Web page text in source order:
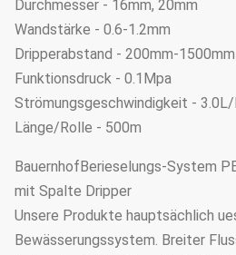
Durchmesser - 16mm, 20mm
Wandstärke - 0.6-1.2mm
Dripperabstand - 200mm-1500mm
Funktionsdruck - 0.1Mpa
Strömungsgeschwindigkeit - 3.0L/
Länge/Rolle - 500m
BauernhofBerieselungs-System
mit Spalte Dripper
Unsere Produkte hauptsächlich
Bewässerungssystem. Breiter